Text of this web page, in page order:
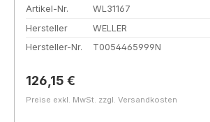
Artikel-Nr.
WL31167
Hersteller
WELLER
Hersteller-Nr.
T0054465999N
Regulärer Preis:
126,15 €
Preise exkl. MwSt. zzgl. Versandkosten